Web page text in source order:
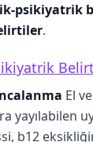
psikiyatrik
.
El
yayılabilen
b12